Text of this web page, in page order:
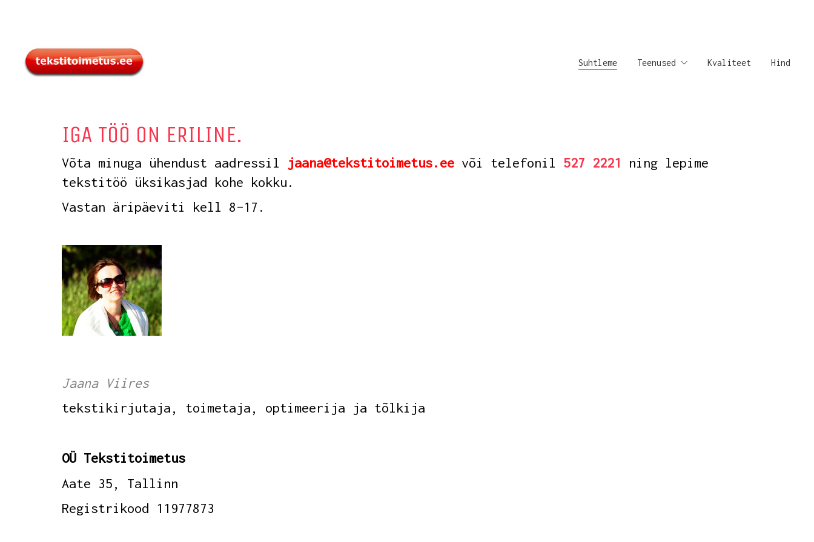
Suhtleme Teenused Kvaliteet Hind
IGA TÖÖ ON ERILINE.
Võta minuga ühendust aadressil jaana@tekstitoimetus.ee või telefonil 527 2221 ning lepime
tekstitöö üksikasjad kohe kokku.
Vastan äripäeviti kell 8–17.
Jaana Viires
tekstikirjutaja, toimetaja, optimeerija ja tõlkija
OÜ Tekstitoimetus
Aate 35, Tallinn
Registrikood 11977873